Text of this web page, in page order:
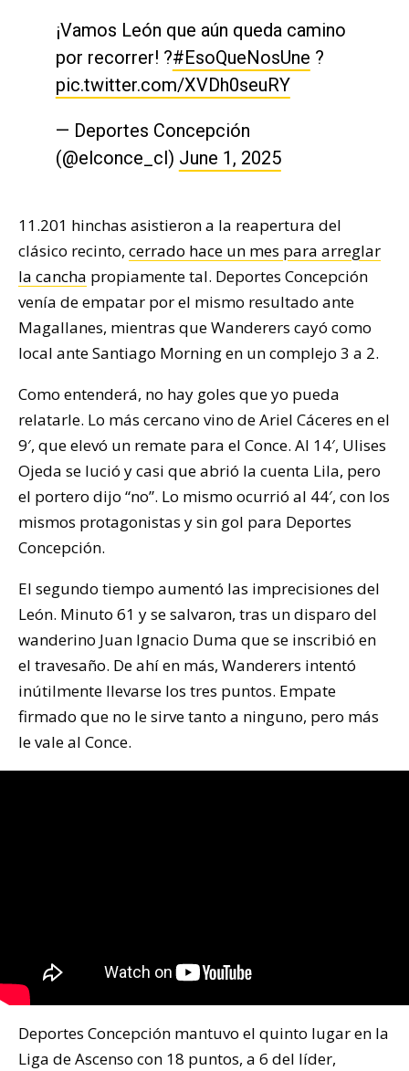
¡Vamos León que aún queda camino
por recorrer! ?#EsoQueNosUne ?
pic.twitter.com/XVDh0seuRY
— Deportes Concepción
(@elconce_cl) June 1, 2025
11.201 hinchas asistieron a la reapertura del
clásico recinto, cerrado hace un mes para arreglar
la cancha propiamente tal. Deportes Concepción
venía de empatar por el mismo resultado ante
Magallanes, mientras que Wanderers cayó como
local ante Santiago Morning en un complejo 3 a 2.
Como entenderá, no hay goles que yo pueda
relatarle. Lo más cercano vino de Ariel Cáceres en el
9′, que elevó un remate para el Conce. Al 14′, Ulises
Ojeda se lució y casi que abrió la cuenta Lila, pero
el portero dijo “no”. Lo mismo ocurrió al 44′, con los
mismos protagonistas y sin gol para Deportes
Concepción.
El segundo tiempo aumentó las imprecisiones del
León. Minuto 61 y se salvaron, tras un disparo del
wanderino Juan Ignacio Duma que se inscribió en
el travesaño. De ahí en más, Wanderers intentó
inútilmente llevarse los tres puntos. Empate
firmado que no le sirve tanto a ninguno, pero más
le vale al Conce.
Deportes Concepción mantuvo el quinto lugar en la
Liga de Ascenso con 18 puntos, a 6 del líder,